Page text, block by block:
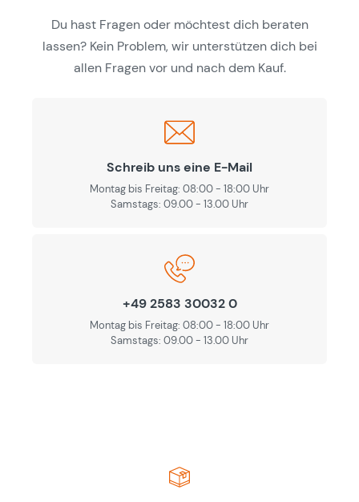
Du hast Fragen oder möchtest dich beraten
lassen? Kein Problem, wir unterstützen dich bei
allen Fragen vor und nach dem Kauf.
Schreib uns eine E-Mail
Montag bis Freitag: 08:00 - 18:00 Uhr
Samstags: 09.00 - 13.00 Uhr
+49 2583 30032 0
Montag bis Freitag: 08:00 - 18:00 Uhr
Samstags: 09.00 - 13.00 Uhr